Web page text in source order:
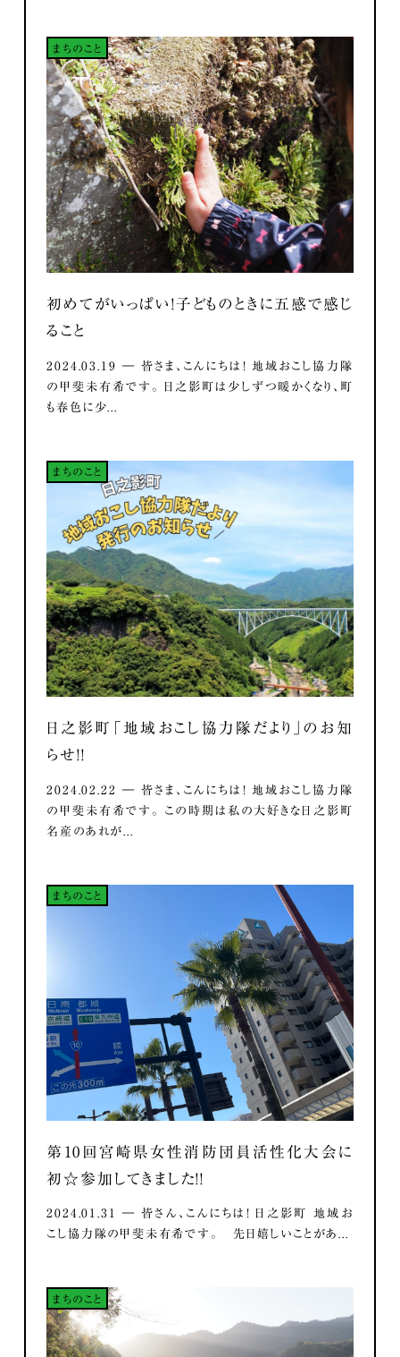
まちのこと
初めてがいっぱい！子どものときに五感で感じ
ること
2024.03.19 ― 皆さま、こんにちは！ 地域おこし協力隊
の甲斐未有希です。 日之影町は少しずつ暖かくなり、町
も春色に少...
まちのこと
日之影町「地域おこし協力隊だより」のお知
らせ！！
2024.02.22 ― 皆さま、こんにちは！ 地域おこし協力隊
の甲斐未有希です。 この時期は私の大好きな日之影町
名産のあれが...
まちのこと
第10回宮崎県女性消防団員活性化大会に
初☆参加してきました！！
2024.01.31 ― 皆さん、こんにちは！ 日之影町 地域お
こし協力隊の甲斐未有希です。 先日嬉しいことがあ...
まちのこと